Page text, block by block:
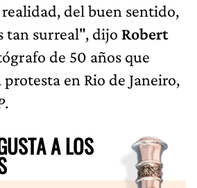
del buen sentido,
tan surreal", dijo Robert
de 50 años que
en Rio de Janeiro,
.
A LOS